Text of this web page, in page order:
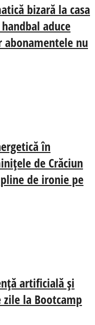
bizară la casa
aduce
abonamentele nu
în
de Crăciun
de ironie pe
artificială și
la Bootcamp